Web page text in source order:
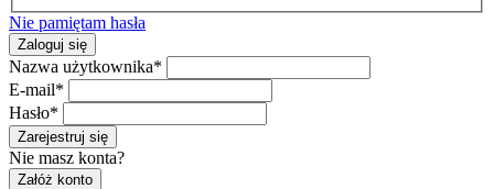
Nie pamiętam hasła
Zaloguj się
Nazwa użytkownika*
E-mail*
Hasło*
Zarejestruj się
Nie masz konta?
Załóż konto